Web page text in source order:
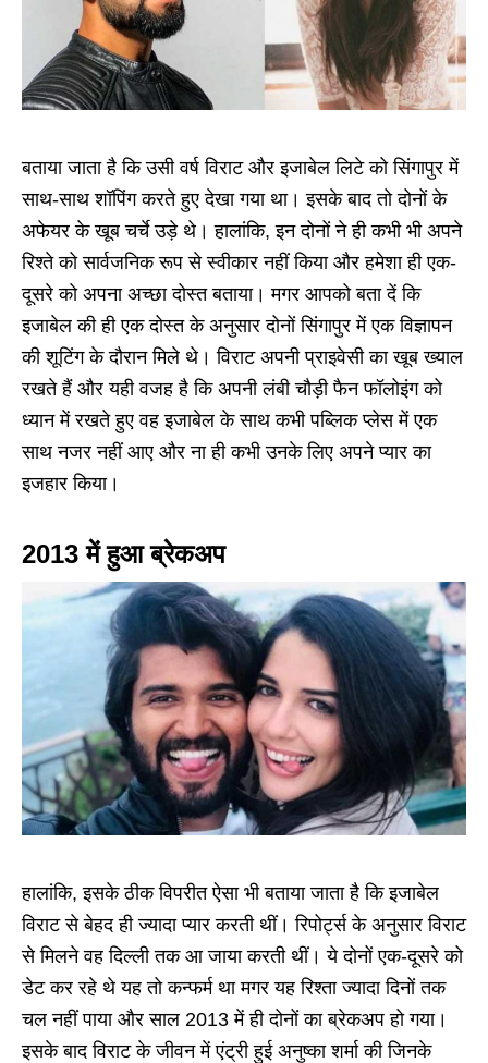
बताया जाता है कि उसी वर्ष विराट और इजाबेल लिटे को सिंगापुर में
साथ-साथ शॉपिंग करते हुए देखा गया था। इसके बाद तो दोनों के
अफेयर के खूब चर्चे उड़े थे। हालांकि, इन दोनों ने ही कभी भी अपने
रिश्ते को सार्वजनिक रूप से स्वीकार नहीं किया और हमेशा ही एक-
दूसरे को अपना अच्छा दोस्त बताया। मगर आपको बता दें कि
इजाबेल की ही एक दोस्त के अनुसार दोनों सिंगापुर में एक विज्ञापन
की शूटिंग के दौरान मिले थे। विराट अपनी प्राइवेसी का खूब ख्याल
रखते हैं और यही वजह है कि अपनी लंबी चौड़ी फैन फॉलोइंग को
ध्यान में रखते हुए वह इजाबेल के साथ कभी पब्लिक प्लेस में एक
साथ नजर नहीं आए और ना ही कभी उनके लिए अपने प्यार का
इजहार किया।
2013 में हुआ ब्रेकअप
हालांकि, इसके ठीक विपरीत ऐसा भी बताया जाता है कि इजाबेल
विराट से बेहद ही ज्यादा प्यार करती थीं। रिपोर्ट्स के अनुसार विराट
से मिलने वह दिल्ली तक आ जाया करती थीं। ये दोनों एक-दूसरे को
डेट कर रहे थे यह तो कन्फर्म था मगर यह रिश्ता ज्यादा दिनों तक
चल नहीं पाया और साल 2013 में ही दोनों का ब्रेकअप हो गया।
इसके बाद विराट के जीवन में एंट्री हुई अनुष्का शर्मा की जिनके